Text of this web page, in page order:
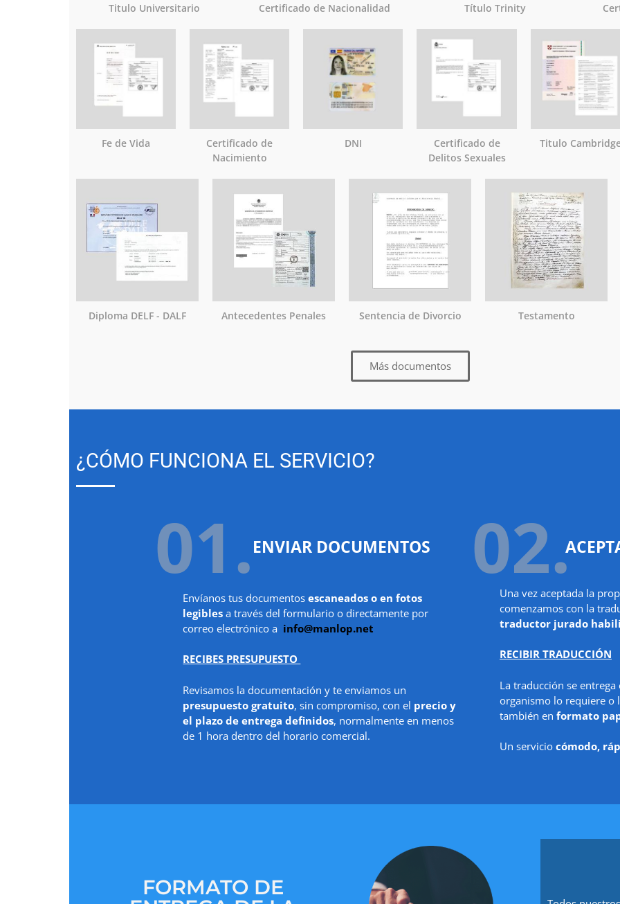
Titulo Universitario Certificado de Nacionalidad Título Trinity
Fe de Vida
Certificado de
Nacimiento
DNI
Certificado de
Delitos Sexuales
Titulo
Diploma DELF - DALF Antecedentes Penales Sentencia de Divorcio Testamento
Más documentos
¿CÓMO FUNCIONA EL SERVICIO?
01.ENVIAR DOCUMENTOS
Envíanos tus documentosescaneados o en fotos
legibles a través del formulario o directamente por
correo electrónico a info@manlop.net
RECIBES PRESUPUESTO
Revisamos la documentación y te enviamos un
presupuesto gratuito, sin compromiso, con el precio y
el plazo de entrega definidos, normalmente en menos
de 1 hora dentro del horario comercial.
02.
Una vez aceptada la
comenzamos con la
traductor jurado
RECIBIR TRADUCCIÓN
La traducción se entrega
organismo lo requiere o
también en formato
Un servicio cómodo,
FORMATO DE